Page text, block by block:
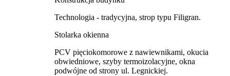
Technologia - tradycyjna, strop typu Filigran.
Stolarka okienna
PCV pięciokomorowe z nawiewnikami, okucia
obwiedniowe, szyby termoizolacyjne, okna
podwójne od strony ul. Legnickiej.